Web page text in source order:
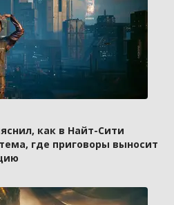
как в Найт-Сити
где приговоры выносит